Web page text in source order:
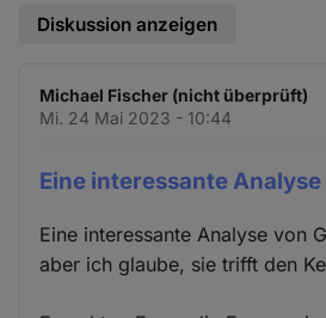
Diskussion anzeigen
Michael Fischer (nicht überprüft)
Mi. 24 Mai 2023 - 10:44
Eine interessante Analyse
Eine interessante Analyse von
aber ich glaube, sie trifft den